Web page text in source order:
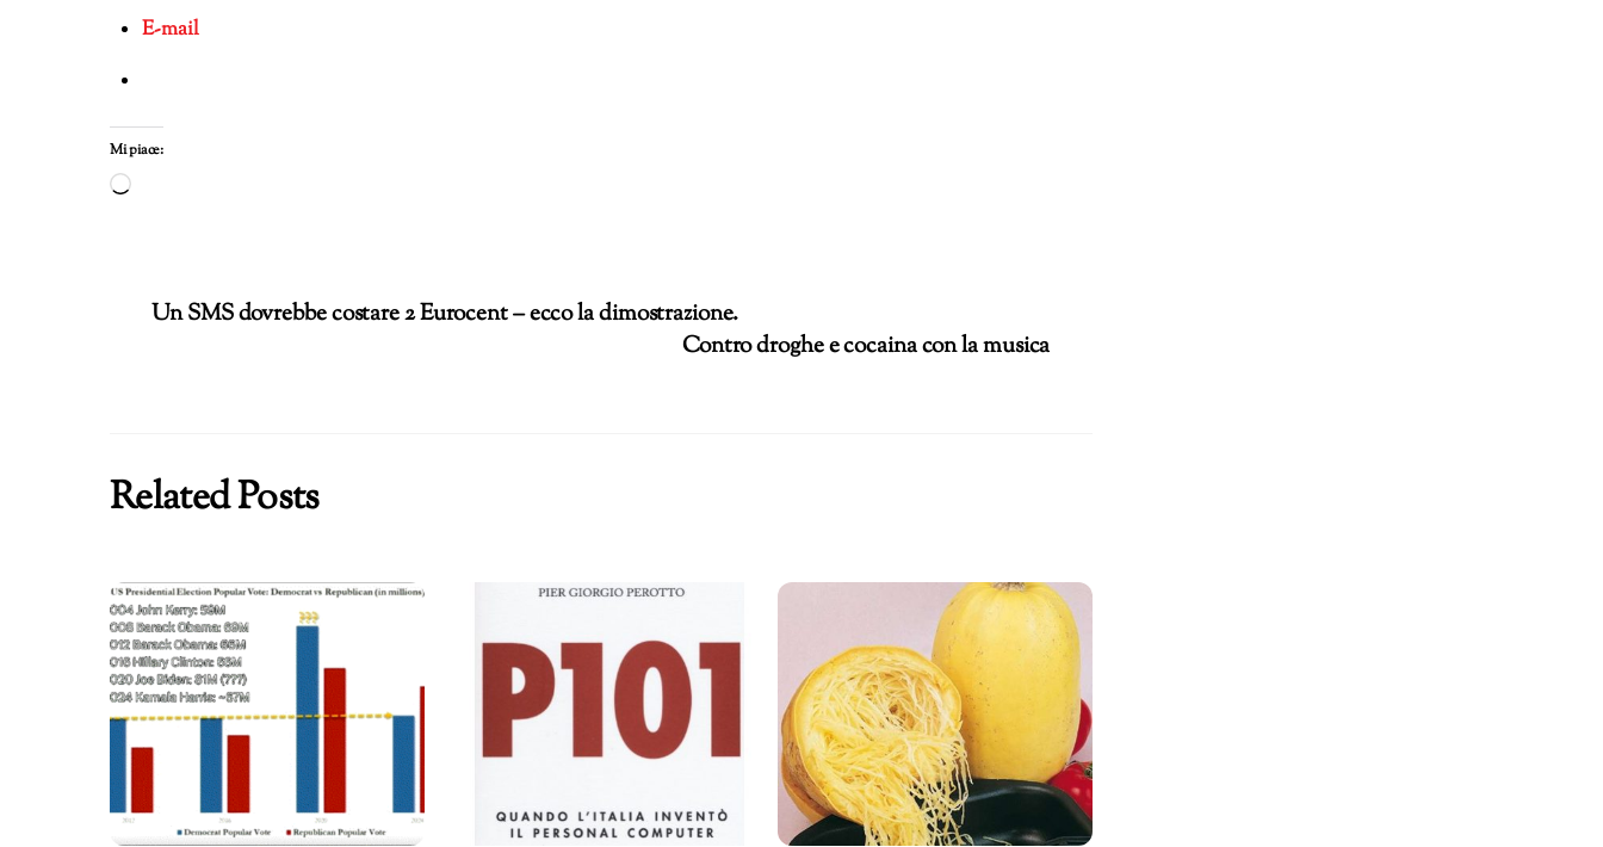
E-mail
Mi piace:
Caricamento
Un SMS dovrebbe costare 2 Eurocent – ecco la dimostrazione.
Contro droghe e cocaina con la musica
Related Posts